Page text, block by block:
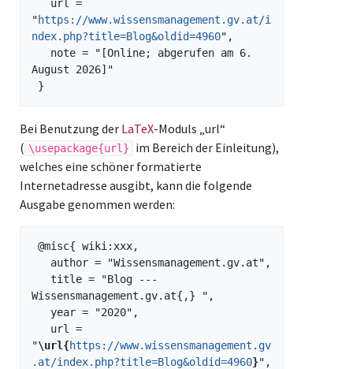
"https://www.wissensmanagement.gv.at/i
ndex.php?title=Blog&oldid=4960",
August 2026]"
Bei Benutzung der LaTeX-Moduls „url“
( \usepackage{url}
im Bereich der Einleitung),
welches eine schöner formatierte
Internetadresse ausgibt, kann die folgende
Ausgabe genommen werden:
Wissensmanagement.gv.at{,} ",
"\url{https://www.wissensmanagement.gv
.at/index.php?title=Blog&oldid=4960}",